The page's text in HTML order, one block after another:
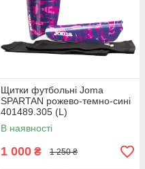
Щитки футбольні Joma
SPARTAN рожево-темно-сині
401489.305 (L)
В наявності
1 000 ₴ 1 250 ₴